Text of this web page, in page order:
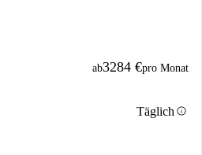
ab3284 €pro Monat
Täglichinfo